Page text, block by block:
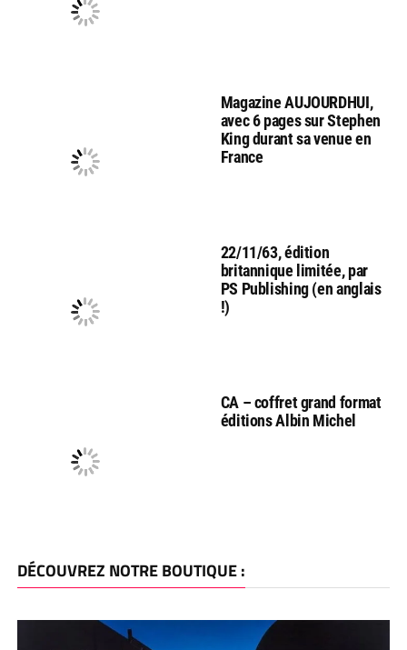
Magazine AUJOURDHUI,
avec 6 pages sur Stephen
King durant sa venue en
France
22/11/63, édition
britannique limitée, par
PS Publishing (en anglais
!)
CA – coffret grand format
éditions Albin Michel
DÉCOUVREZ NOTRE BOUTIQUE :